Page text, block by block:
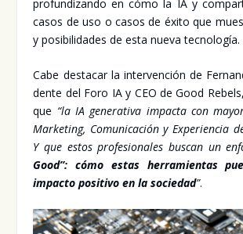
pro­fun­di­zan­do en cómo la IA y
casos de uso o casos de éxi­to que
y posi­bi­li­da­des de esta nue­va tec­no­lo­gía.
Cabe des­ta­car la inter­ven­ción de
den­te del Foro IA y CEO de Good
que “la IA gene­ra­ti­va impac­ta con
Mar­ke­ting, Comu­ni­ca­ción y Expe­rien­cia
Y que estos pro­fe­sio­na­les bus­can un
Good”: cómo estas herra­mien­tas
impac­to posi­ti­vo en la socie­dad”.